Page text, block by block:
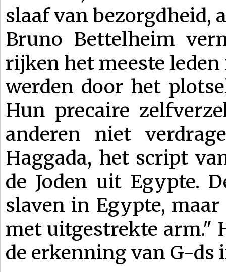
slaaf van bezorgdheid,
Bruno Bettelheim
rijken het meeste
werden door het
Hun precaire
anderen niet
Haggada, het script
de Joden uit Egypte.
slaven in Egypte,
met uitgestrekte arm."
de erkenning van G-ds